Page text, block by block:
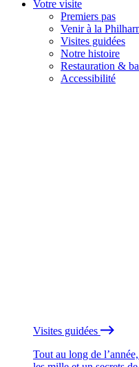
Votre visite
Premiers pas
Venir à la
Visites guidées
Notre histoire
Restauration &
Accessibilité
Visites guidées
Tout au long de